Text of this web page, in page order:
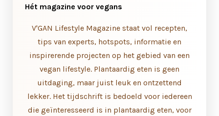
Hét magazine voor vegans
V'GAN Lifestyle Magazine staat vol recepten,
tips van experts, hotspots, informatie en
inspirerende projecten op het gebied van een
vegan lifestyle. Plantaardig eten is geen
uitdaging, maar juist leuk en ontzettend
lekker. Het tijdschrift is bedoeld voor iedereen
die geïnteresseerd is in plantaardig eten, voor